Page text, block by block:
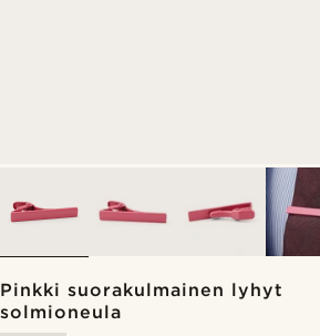
Pinkki suorakulmainen lyhyt
solmioneula